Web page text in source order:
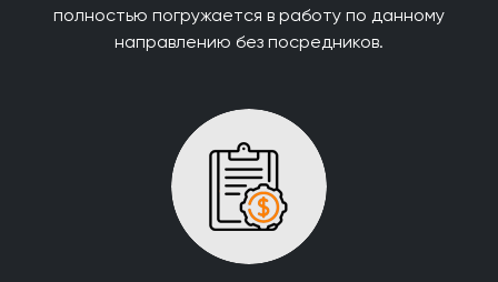
полностью погружается в работу по данному
направлению без посредников.